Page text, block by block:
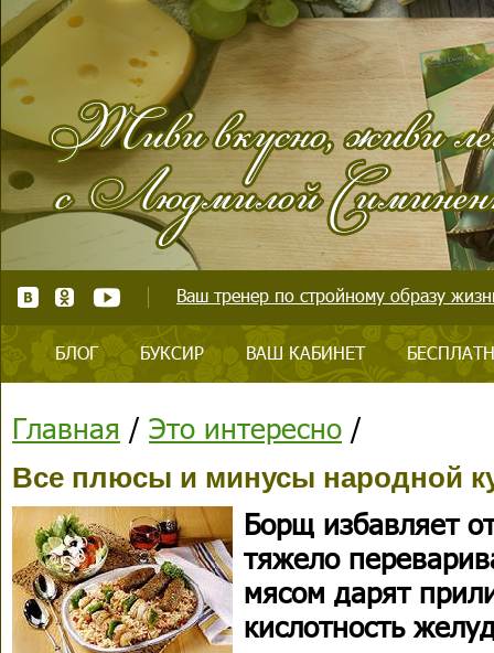
Ваш тренер по стройному образу
БЛОГ БУКСИР ВАШ КАБИНЕТ
Главная / Это интересно /
Все плюсы и минусы народной
Борщ избавляет
тяжело
мясом дарят
кислотность